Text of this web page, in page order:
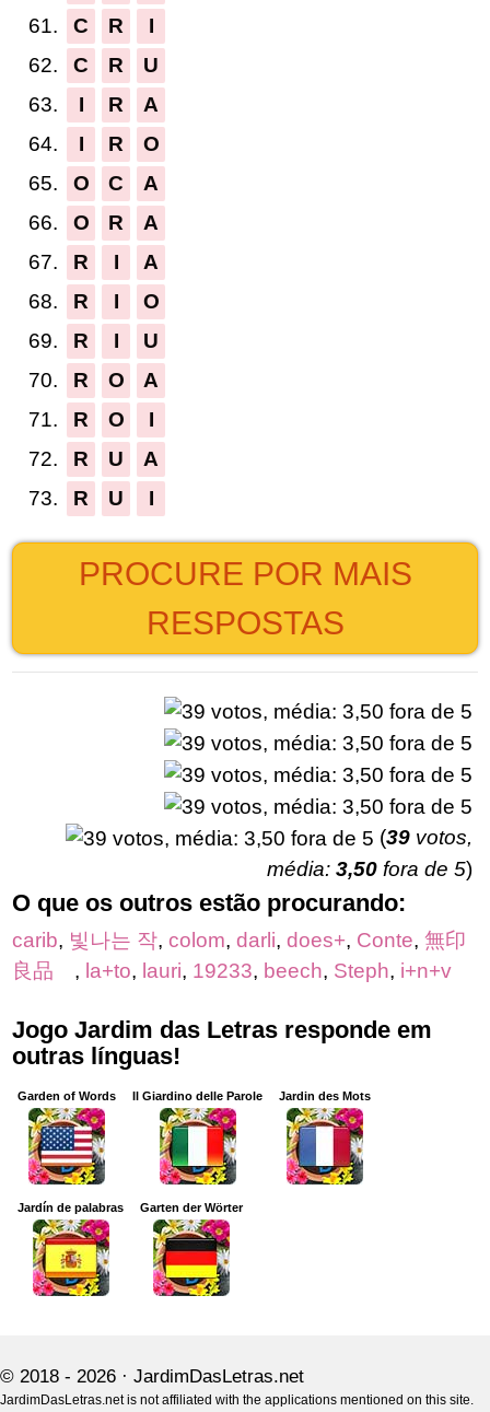
61.
C R
I
62.
C R
U
63.
I R
A
64.
I R
O
65.
O C
A
66.
O R
A
67.
R I
A
68.
R I
O
69.
R I
U
70.
R O
A
71.
R O
I
72.
R U
A
73.
R U I
PROCURE POR MAIS
RESPOSTAS
(39 votos,
média: 3,50 fora de 5)
O que os outros estão procurando:
carib, 빛나는 작, colom, darli, does+, Conte, 無印
良品 , la+to, lauri, 19233, beech, Steph, i+n+v
Jogo Jardim das Letras responde em
outras línguas!
Garden of Words Il Giardino delle Parole Jardin des Mots
Jardín de palabras Garten der Wörter
© 2018 - 2026 · JardimDasLetras.net
JardimDasLetras.net is not affiliated with the applications mentioned on this site.